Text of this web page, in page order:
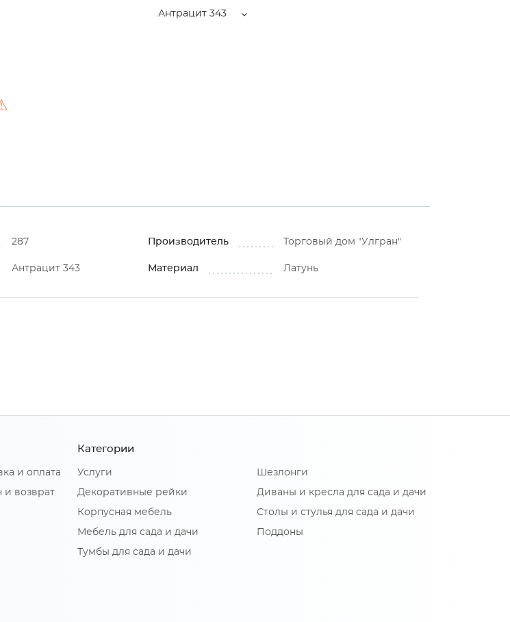
Антрацит 343
287 Производитель Торговый дом "Улгран"
Антрацит 343 Материал Латунь
и оплата
возврат
Категории
Услуги
Декоративные рейки
Корпусная мебель
Мебель для сада и дачи
Тумбы для сада и дачи
Шезлонги
Диваны и кресла для сада и дачи
Столы и стулья для сада и дачи
Поддоны